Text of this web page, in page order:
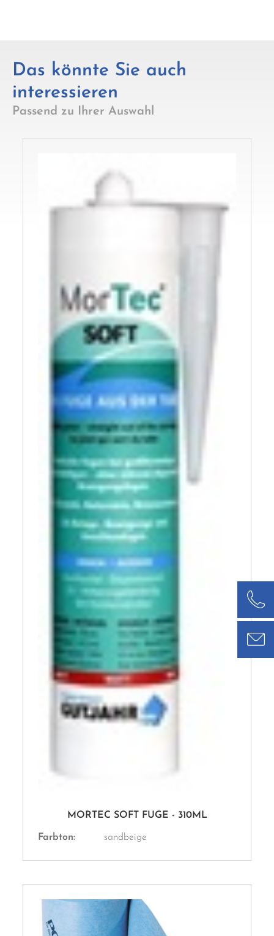
Das könnte Sie auch
interessieren
MORTEC SOFT FUGE - 310ML
Farbton: sandbeige